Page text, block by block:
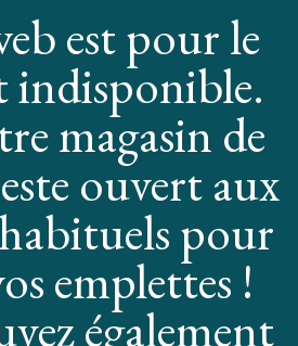
est pour le
indisponible.
magasin de
ouvert aux
pour
emplettes !
également